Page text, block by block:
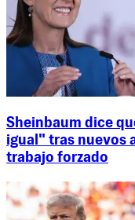
Sheinbaum dice
igual" tras nuevos
trabajo forzado